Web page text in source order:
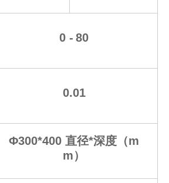
0 - 80
0.01
Φ300*400 直径*深度（m
m）